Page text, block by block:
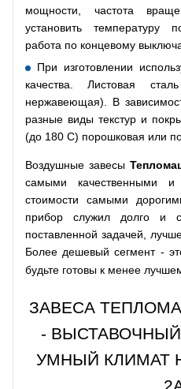
мощности, частота
установить температуру
работа по концевому
При изготовлении
качества. Листовая
нержавеющая). В
разные виды текстур и
(до 180 С) порошковая или
Воздушные завесы
самыми качественными
стоимости самыми
прибор служил долго и
поставленной задачей,
Более дешевый сегмент -
будьте готовы к менее
ЗАВЕСА
-
УМНЫЙ КЛИМАТ